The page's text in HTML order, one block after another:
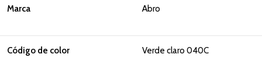
Marca Abro
Código de color Verde claro 040C